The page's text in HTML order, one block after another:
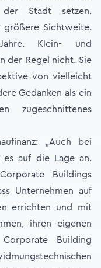
Stadt setzen.
größere Sichtweite.
Klein- und
der Regel nicht. Sie
von vielleicht
Gedanken als ein
zugeschnittenes
„Auch bei
auf die Lage an.
Buildings
Unternehmen auf
errichten und mit
ihren eigenen
Building